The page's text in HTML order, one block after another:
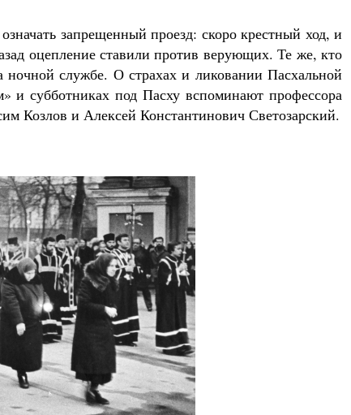
означать запрещенный проезд: скоро крестный ход, и
оцепление ставили против верующих. Те же, кто
ночной службе. О страхах и ликовании Пасхальной
и субботниках под Пасху вспоминают профессора
Козлов и Алексей Константинович Светозарский.
место в жизни
Мурышев
Великомученик Георгий Победоносец. Научись у